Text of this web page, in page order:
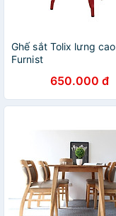
Ghế sắt Tolix lưng cao
Furnist
650.000 đ